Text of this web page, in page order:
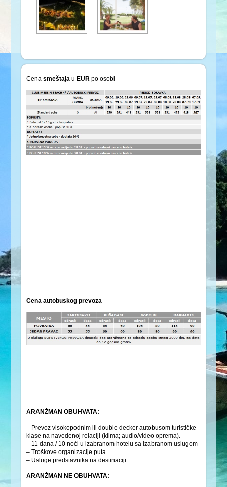
Cenasmeštaja u EUR po osobi
Cena autobuskog prevoza
ARANŽMAN OBUHVATA:
– Prevoz visokopodnim ili double decker autobusom turističke
klase na navedenoj relaciji (klima; audio/video oprema).
– 11 dana / 10 noći u izabranom hotelu sa izabranom uslugom
– Troškove organizacije puta
– Usluge predstavnika na destinaciji
ARANŽMAN NE OBUHVATA: